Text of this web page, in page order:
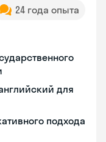
24 года опыта
для
подхода